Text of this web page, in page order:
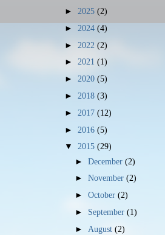
► 2025 (2)
► 2024 (4)
► 2022 (2)
► 2021 (1)
► 2020 (5)
► 2018 (3)
► 2017 (12)
► 2016 (5)
▼ 2015 (29)
►December(2)
►November(2)
►October(2)
► September(1)
► August(2)